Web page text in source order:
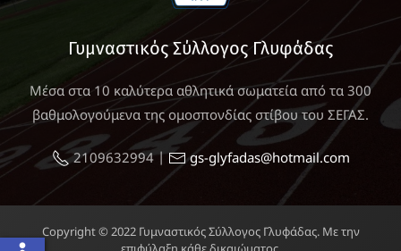
Γυμναστικός Σύλλογος Γλυφάδας
Μέσα στα 10 καλύτερα αθλητικά σωματεία από τα 300
βαθμολογούμενα της ομοσπονδίας στίβου του ΣΕΓΑΣ.
2109632994| gs-glyfadas@hotmail.com
Copyright © 2022 Γυμναστικός Σύλλογος Γλυφάδας. Με την